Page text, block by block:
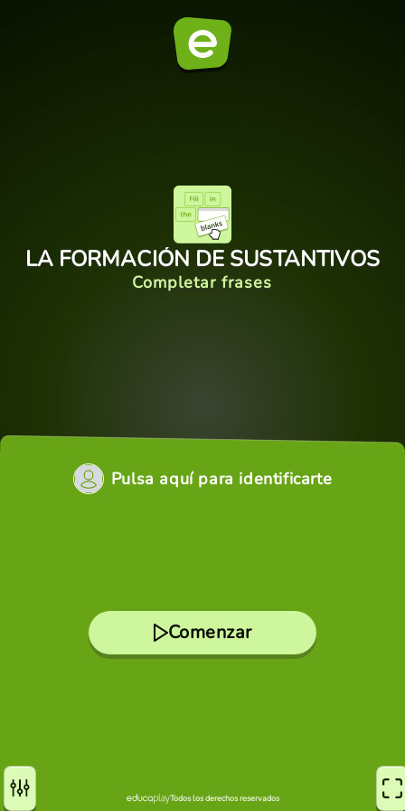
LA FORMACIÓN DE SUSTANTIVOS
Completar frases
Pulsa aquí para identificarte
Comenzar
Todos los derechos reservados